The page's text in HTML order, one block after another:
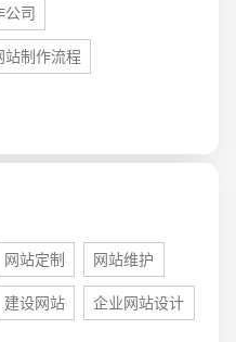
公司
站制作流程
网站定制 网站维护
建设网站 企业网站设计